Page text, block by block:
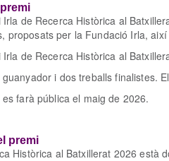
de Recerca Històrica al
proposats per la Fundació Irla,
de Recerca Històrica al
i dos treballs finalistes.
farà pública el maig de 2026.
premi
Històrica al Batxillerat 2026 està